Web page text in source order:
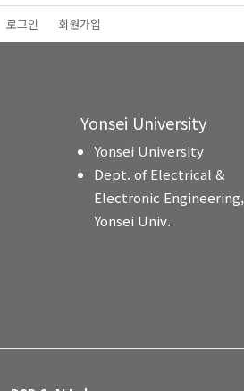
로그인 회원가입
Yonsei University
Yonsei University
Dept. of Electrical &
Electronic Engineering,
Yonsei Univ.